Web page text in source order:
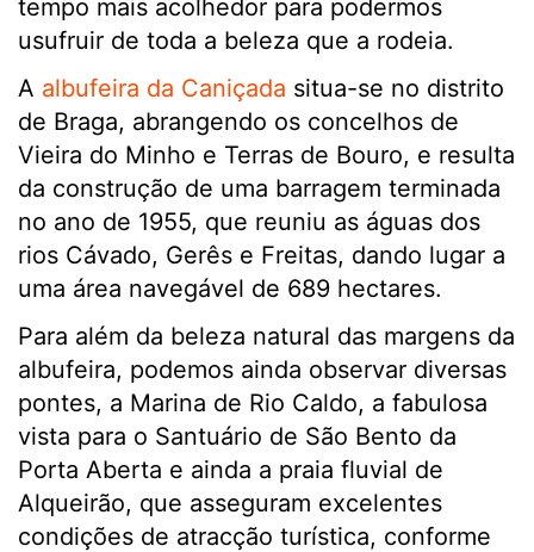
tempo mais acolhedor para podermos
usufruir de toda a beleza que a rodeia.
A albufeira da Caniçada situa-se no distrito
de Braga, abrangendo os concelhos de
Vieira do Minho e Terras de Bouro, e resulta
da construção de uma barragem terminada
no ano de 1955, que reuniu as águas dos
rios Cávado, Gerês e Freitas, dando lugar a
uma área navegável de 689 hectares.
Para além da beleza natural das margens da
albufeira, podemos ainda observar diversas
pontes, a Marina de Rio Caldo, a fabulosa
vista para o Santuário de São Bento da
Porta Aberta e ainda a praia fluvial de
Alqueirão, que asseguram excelentes
condições de atracção turística, conforme